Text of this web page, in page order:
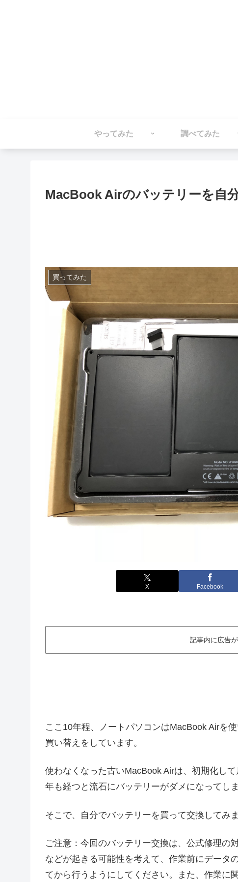
やってみた 調べてみた
MacBook Airのバッテリーを自
買ってみた
X Facebook
記事内に広告
ここ10年程、ノートパソコンはMacBook Airを
買い替えをしています。
使わなくなった古いMacBook Airは、初期化し
年も経つと流石にバッテリーがダメになってし
そこで、自分でバッテリーを買って交換してみま
ご注意：今回のバッテリー交換は、公式修理の
などが起きる可能性を考えて、作業前にデータ
てから行うようにしてください。また、作業に